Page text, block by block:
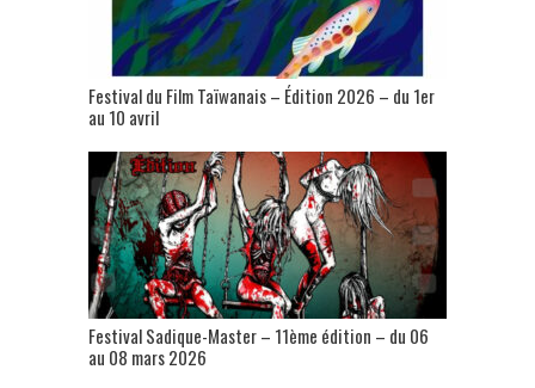
Festival du Film Taïwanais – Édition 2026 – du 1er
au 10 avril
Festival Sadique-Master – 11ème édition – du 06
au 08 mars 2026